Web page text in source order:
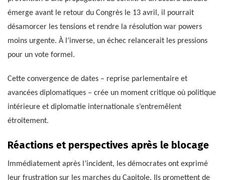
émerge avant le retour du Congrès le 13 avril, il pourrait
désamorcer les tensions et rendre la résolution war powers
moins urgente. À l’inverse, un échec relancerait les pressions
pour un vote formel.
Cette convergence de dates – reprise parlementaire et
avancées diplomatiques – crée un moment critique où politique
intérieure et diplomatie internationale s’entremêlent
étroitement.
Réactions et perspectives après le blocage
Immédiatement après l’incident, les démocrates ont exprimé
leur frustration sur les marches du Capitole. Ils promettent de